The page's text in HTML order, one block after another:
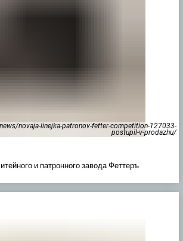
novaja-linejka-patronov-fetter-competition-127033-
postupil-v-prodazhu/
и патронного завода Феттеръ